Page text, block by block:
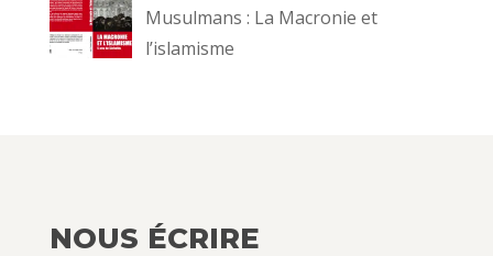
Musulmans : La Macronie et
l’islamisme
NOUS ÉCRIRE